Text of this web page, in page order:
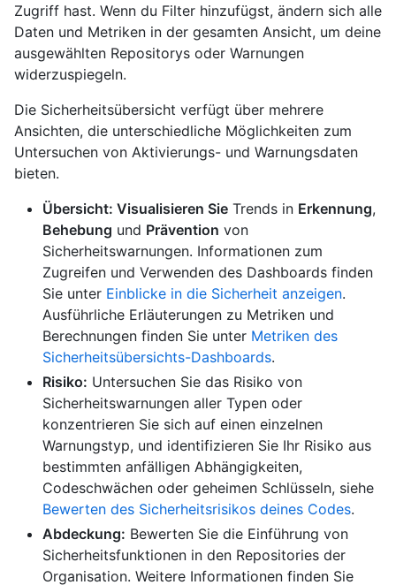
Zugriff hast. Wenn du Filter hinzufügst, ändern sich alle
Daten und Metriken in der gesamten Ansicht, um deine
ausgewählten Repositorys oder Warnungen
widerzuspiegeln.
Die Sicherheitsübersicht verfügt über mehrere
Ansichten, die unterschiedliche Möglichkeiten zum
Untersuchen von Aktivierungs- und Warnungsdaten
bieten.
Übersicht: Visualisieren Sie Trends in Erkennung,
Behebung und Prävention von
Sicherheitswarnungen. Informationen zum
Zugreifen und Verwenden des Dashboards finden
Sie unter Einblicke in die Sicherheit anzeigen.
Ausführliche Erläuterungen zu Metriken und
Berechnungen finden Sie unter Metriken des
Sicherheitsübersichts-Dashboards.
Risiko: Untersuchen Sie das Risiko von
Sicherheitswarnungen aller Typen oder
konzentrieren Sie sich auf einen einzelnen
Warnungstyp, und identifizieren Sie Ihr Risiko aus
bestimmten anfälligen Abhängigkeiten,
Codeschwächen oder geheimen Schlüsseln, siehe
Bewerten des Sicherheitsrisikos deines Codes.
Abdeckung: Bewerten Sie die Einführung von
Sicherheitsfunktionen in den Repositories der
Organisation. Weitere Informationen finden Sie